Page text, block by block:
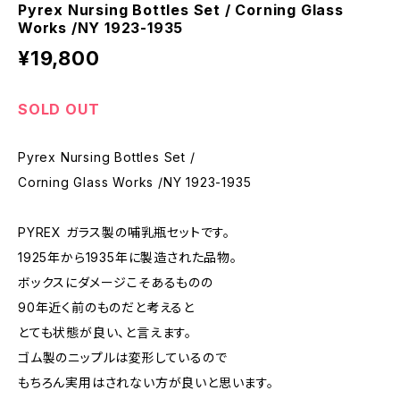
Pyrex Nursing Bottles Set / Corning Glass
Works /NY 1923-1935
¥19,800
SOLD OUT
Pyrex Nursing Bottles Set /
Corning Glass Works /NY 1923-1935
PYREX ガラス製の哺乳瓶セットです。
1925年から1935年に製造された品物。
ボックスにダメージこそあるものの
90年近く前のものだと考えると
とても状態が良い、と言えます。
ゴム製のニップルは変形しているので
もちろん実用はされない方が良いと思います。